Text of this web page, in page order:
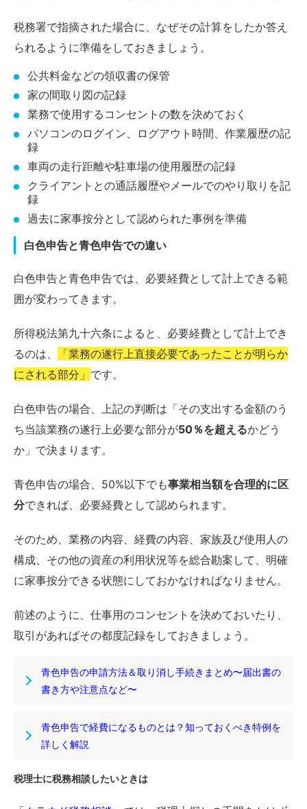
税務署で指摘された場合に、なぜその計算をしたか答え
られるように準備をしておきましょう。
公共料金などの領収書の保管
家の間取り図の記録
業務で使用するコンセントの数を決めておく
パソコンのログイン、ログアウト時間、作業履歴の記
録
車両の走行距離や駐車場の使用履歴の記録
クライアントとの通話履歴やメールでのやり取りを記
録
過去に家事按分として認められた事例を準備
白色申告と青色申告での違い
白色申告と青色申告では、必要経費として計上できる範
囲が変わってきます。
所得税法第九十六条によると、必要経費として計上でき
るのは、
「業務の遂行上直接必要であったことが明らか
にされる部分」 です。
白色申告の場合、上記の判断は「その支出する金額のう
ち当該業務の遂行上必要な部分が50％を超えるかどう
か」で決まります。
青色申告の場合、50%以下でも事業相当額を合理的に区
分できれば、必要経費として認められます。
そのため、業務の内容、経費の内容、家族及び使用人の
構成、その他の資産の利用状況等を総合勘案して、明確
に家事按分できる状態にしておかなければなりません。
前述のように、仕事用のコンセントを決めておいたり、
取引があればその都度記録をしておきましょう。
青色申告の申請方法＆取り消し手続きまとめ〜届出書の
書き方や注意点など〜
青色申告で経費になるものとは？知っておくべき特例を
詳しく解説
税理士に税務相談したいときは